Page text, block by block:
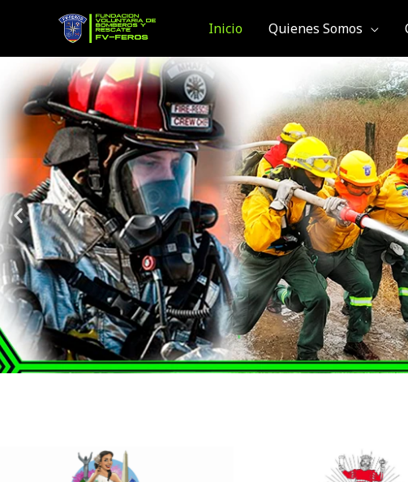
contenido
Inicio Quienes Somos